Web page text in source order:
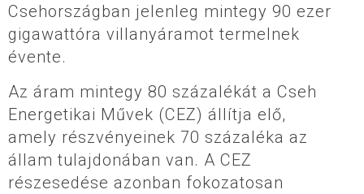
Csehországban jelenleg mintegy 90 ezer
gigawattóra villanyáramot termelnek
évente.
Az áram mintegy 80 százalékát a Cseh
Energetikai Művek (CEZ) állítja elő,
amely részvényeinek 70 százaléka az
állam tulajdonában van. A CEZ
részesedése azonban fokozatosan